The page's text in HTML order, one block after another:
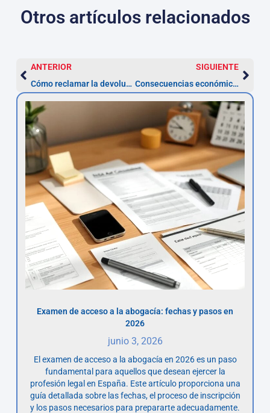
Otros artículos relacionados
ANTERIOR
Cómo reclamar la devolución de multas ZBE en Madrid tras la anulación de la ordenanza
SIGUIENTE
Consecuencias económicas de no actuar ante un préstamo con TAE abusiva
Examen de acceso a la abogacía: fechas y pasos en
2026
junio 3, 2026
El examen de acceso a la abogacía en 2026 es un paso
fundamental para aquellos que desean ejercer la
profesión legal en España. Este artículo proporciona una
guía detallada sobre las fechas, el proceso de inscripción
y los pasos necesarios para prepararte adecuadamente.